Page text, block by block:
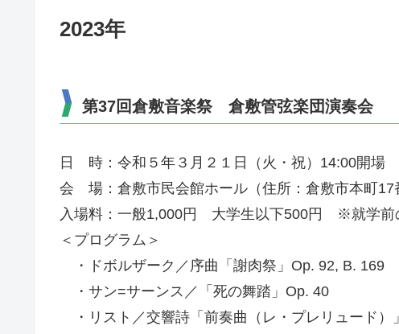
2023年
第37回倉敷音楽祭 倉敷管弦楽団演奏会
日 時：令和５年３月２１日（火・祝）14:00開場
会 場：倉敷市民会館ホール（住所：倉敷市本町
入場料：一般1,000円 大学生以下500円 ※就学前
＜プログラム＞
・ドボルザーク／序曲「謝肉祭」Op. 92, B. 169
・サン=サーンス／「死の舞踏」Op. 40
・リスト／交響詩「前奏曲（レ・プレリュード）